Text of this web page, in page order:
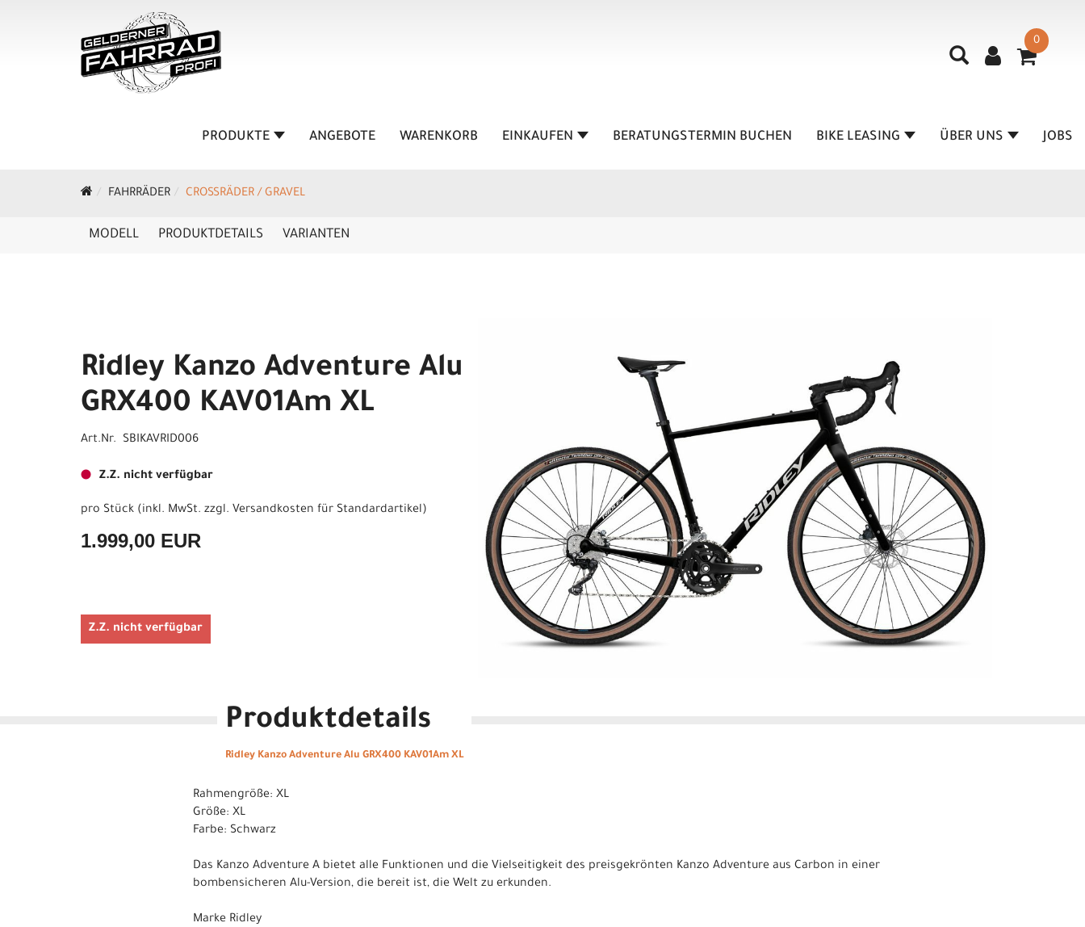
0
PRODUKTE ANGEBOTE WARENKORB EINKAUFEN BERATUNGSTERMIN BUCHEN BIKE LEASING ÜBER UNS JOBS
FAHRRÄDER CROSSRÄDER / GRAVEL
MODELL PRODUKTDETAILS VARIANTEN
Ridley Kanzo Adventure Alu
GRX400 KAV01Am XL
Art.Nr. SBIKAVRID006
Z.Z. nicht verfügbar
pro Stück (inkl. MwSt. zzgl. Versandkosten für Standardartikel)
1.999,00 EUR
Z.Z. nicht verfügbar
Produktdetails
Ridley Kanzo Adventure Alu GRX400 KAV01Am XL
Rahmengröße: XL
Größe: XL
Farbe: Schwarz
Das Kanzo Adventure A bietet alle Funktionen und die Vielseitigkeit des preisgekrönten Kanzo Adventure aus Carbon in einer
bombensicheren Alu-Version, die bereit ist, die Welt zu erkunden.
Marke Ridley